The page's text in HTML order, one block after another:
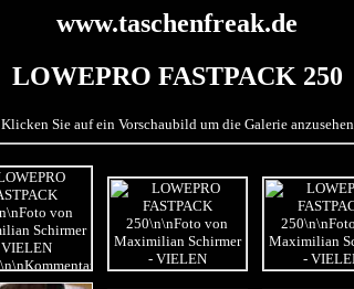
www.taschenfreak.de
LOWEPRO FASTPACK 250
Klicken Sie auf ein Vorschaubild um die Galerie anzusehen